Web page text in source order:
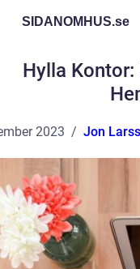
SIDANOMHUS.se
Hylla
2023 Jon